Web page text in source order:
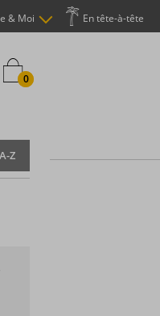
En tête-à-tête
& Moi
0
A-Z